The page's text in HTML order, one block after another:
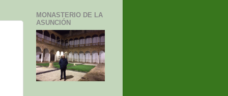
MONASTERIO DE LA
ASUNCIÓN